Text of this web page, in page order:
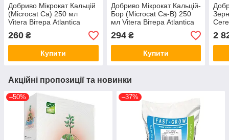
Добриво Мікрокат Кальцій
(Microcat Ca) 250 мл
Vitera Вітера Atlantica
Agricola Испания
260 ₴
Купити
Добриво Мікрокат Кальцій-
Бор (Microcat Са-В) 250
мл Vitera Вітера Atlantica
Agricola Іспания
294₴
Купити
2
Акційні пропозиції та новинки
–50% –37%